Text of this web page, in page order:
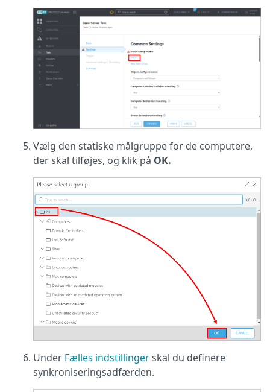
Vælg den statiske målgruppe for de computere,
der skal tilføjes, og klik på OK.
Under Fælles indstillingerskal du definere
synkroniseringsadfærden.